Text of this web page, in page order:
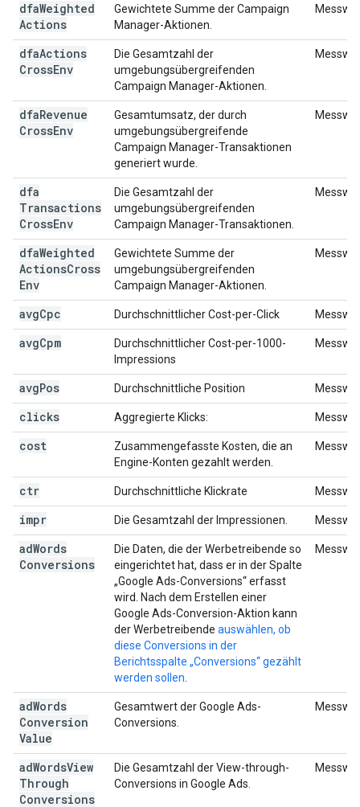
dfaWeighted
Actions
Gewichtete Summe der Campaign
Manager-Aktionen.
dfaActions
CrossEnv
Die Gesamtzahl der
umgebungsübergreifenden
Campaign Manager-Aktionen.
dfaRevenue
CrossEnv
Gesamtumsatz, der durch
umgebungsübergreifende
Campaign Manager-Transaktionen
generiert wurde.
dfa
Transactions
CrossEnv
Die Gesamtzahl der
umgebungsübergreifenden
Campaign Manager-Transaktionen.
dfaWeighted
ActionsCross
Env
Gewichtete Summe der
umgebungsübergreifenden
Campaign Manager-Aktionen.
avgCpc Durchschnittlicher Cost-per-Click
avgCpm
Durchschnittlicher Cost-per-1000-
Impressions
avgPos Durchschnittliche Position
clicks Aggregierte Klicks:
cost
Zusammengefasste Kosten, die an
Engine-Konten gezahlt werden.
ctr Durchschnittliche Klickrate
impr Die Gesamtzahl der Impressionen.
adWords
Conversions
Die Daten, die der Werbetreibende so
eingerichtet hat, dass er in der Spalte
„Google Ads-Conversions“ erfasst
wird. Nach dem Erstellen einer
Google Ads-Conversion-Aktion kann
der Werbetreibende auswählen, ob
diese Conversions in der
Berichtsspalte „Conversions“ gezählt
werden sollen
adWords
Conversion
Value
Gesamtwert der Google Ads-
Conversions.
adWordsView
Through
Conversions
Die Gesamtzahl der View-through-
Conversions in Google Ads.